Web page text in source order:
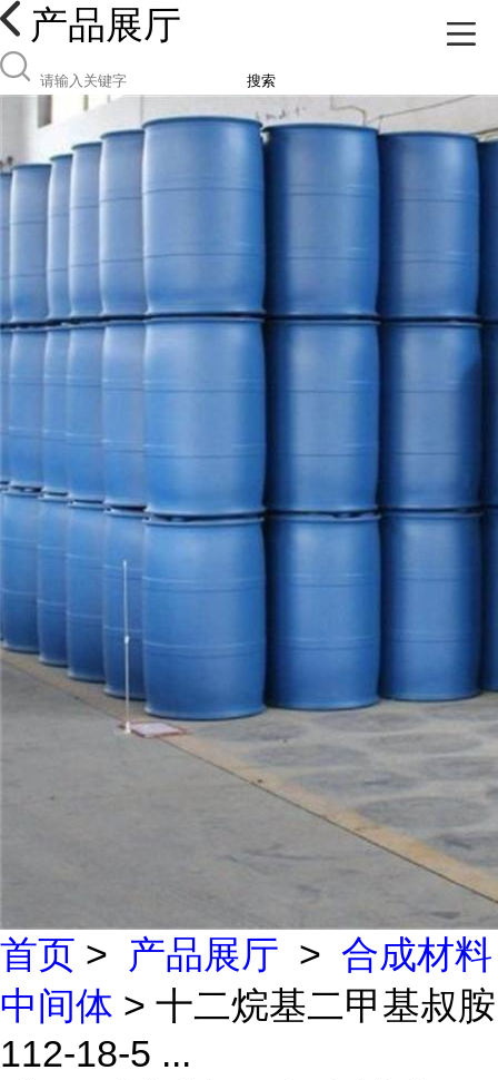
产品展厅
搜索
首页 > 产品展厅 > 合成材料
中间体 > 十二烷基二甲基叔胺
112-18-5 ...